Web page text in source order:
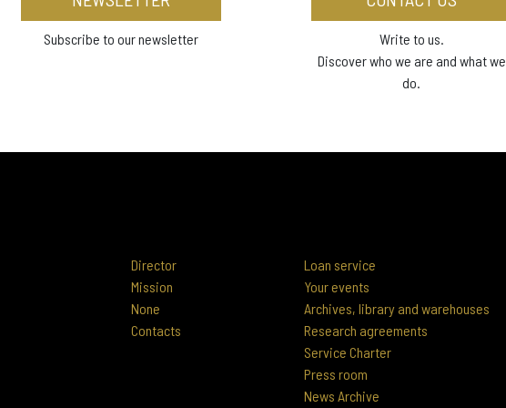
Subscribe to our newsletter
Write to us.
Discover who we are and what we
do.
Director
Mission
None
Contacts
Loan service
Your events
Archives, library and warehouses
Research agreements
Service Charter
Press room
News Archive